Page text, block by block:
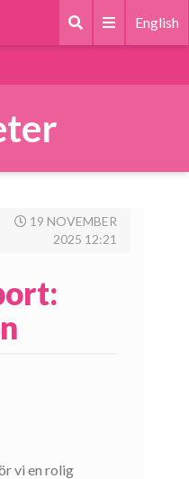
English
19 NOVEMBER
2025 12:21
vi en rolig